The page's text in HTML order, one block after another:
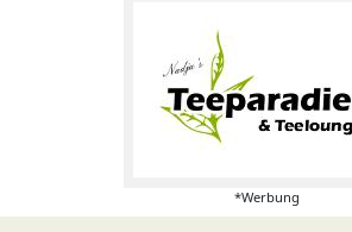
*Werbung